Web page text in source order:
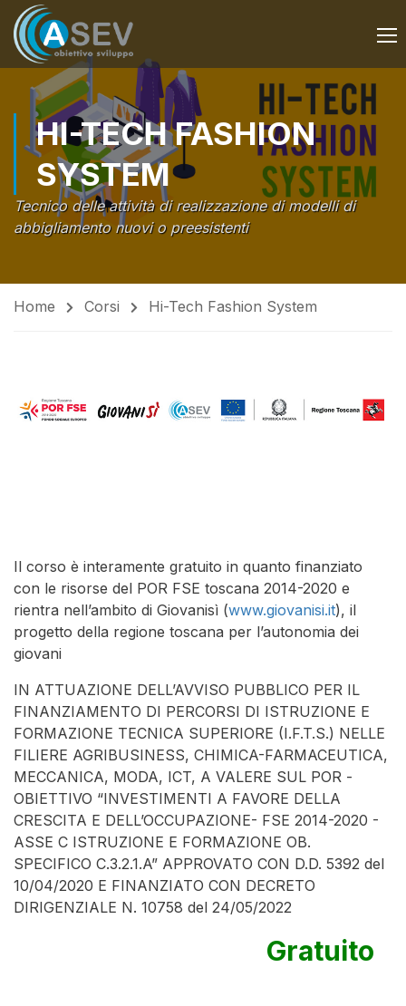
HI-TECH FASHION
SYSTEM
Tecnico delle attività di realizzazione di modelli di
abbigliamento nuovi o preesistenti
Home Corsi Hi-Tech Fashion System
Il corso è interamente gratuito in quanto finanziato
con le risorse del POR FSE toscana 2014-2020 e
rientra nell’ambito di Giovanisì (www.giovanisi.it), il
progetto della regione toscana per l’autonomia dei
giovani
IN ATTUAZIONE DELL’AVVISO PUBBLICO PER IL
FINANZIAMENTO DI PERCORSI DI ISTRUZIONE E
FORMAZIONE TECNICA SUPERIORE (I.F.T.S.) NELLE
FILIERE AGRIBUSINESS, CHIMICA-FARMACEUTICA,
MECCANICA, MODA, ICT, A VALERE SUL POR -
OBIETTIVO “INVESTIMENTI A FAVORE DELLA
CRESCITA E DELL’OCCUPAZIONE- FSE 2014-2020 -
ASSE C ISTRUZIONE E FORMAZIONE OB.
SPECIFICO C.3.2.1.A” APPROVATO CON D.D. 5392 del
10/04/2020 E FINANZIATO CON DECRETO
DIRIGENZIALE N. 10758 del 24/05/2022
Gratuito